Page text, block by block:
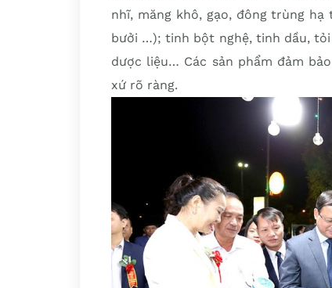
nhĩ, măng khô, gạo, đông trùng
bưởi …); tinh bột nghệ, tinh dầu, tỏi
dược liệu… Các sản phẩm đảm
xứ rõ ràng.